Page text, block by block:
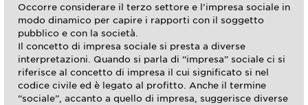
Occorre considerare il terzo settore e l’impresa sociale in
modo dinamico per capire i rapporti con il soggetto
pubblico e con la società.
Il concetto di impresa sociale si presta a diverse
interpretazioni. Quando si parla di “impresa” sociale ci si
riferisce al concetto di impresa il cui significato si nel
codice civile ed è legato al profitto. Anche il termine
“sociale”, accanto a quello di impresa, suggerisce diverse